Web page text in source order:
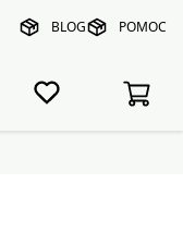
BLOG POMOC